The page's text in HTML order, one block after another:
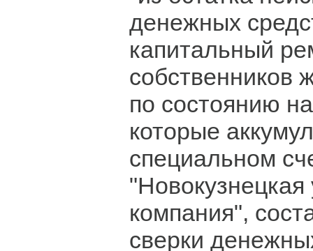
денежных
капитальный
по состоянию
которые
специальном
компания",
сверки